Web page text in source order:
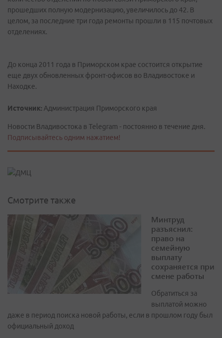
прошедших полную модернизацию, увеличилось до 42. В
целом, за последние три года ремонты прошли в 115 почтовых
отделениях.
До конца 2011 года в Приморском крае состоится открытие
еще двух обновленных фронт-офисов во Владивостоке и
Находке.
Источник: Администрация Приморского края
Новости Владивостока в Telegram - постоянно в течение дня.
Подписывайтесь одним нажатием!
Смотрите также
Минтруд
разъяснил:
право на
семейную
выплату
сохраняется при
смене работы
Обратиться за
выплатой можно
даже в период поиска новой работы, если в прошлом году был
официальный доход